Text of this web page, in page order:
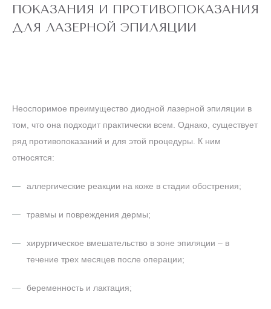
ПОКАЗАНИЯ И ПРОТИВОПОКАЗАНИЯ
ДЛЯ ЛАЗЕРНОЙ ЭПИЛЯЦИИ
Неоспоримое преимущество диодной лазерной эпиляции в
том, что она подходит практически всем. Однако, существует
ряд противопоказаний и для этой процедуры. К ним
относятся:
аллергические реакции на коже в стадии обострения;
травмы и повреждения дермы;
хирургическое вмешательство в зоне эпиляции – в
течение трех месяцев после операции;
беременность и лактация;